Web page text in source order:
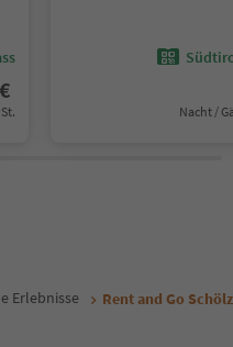
€
Nacht /
Erlebnisse Rent and Go